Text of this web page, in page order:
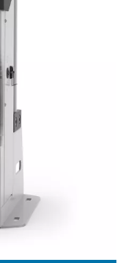
en
giver mulighed for
touchscreen-
lige ved
anvender
til at levere
teknologi